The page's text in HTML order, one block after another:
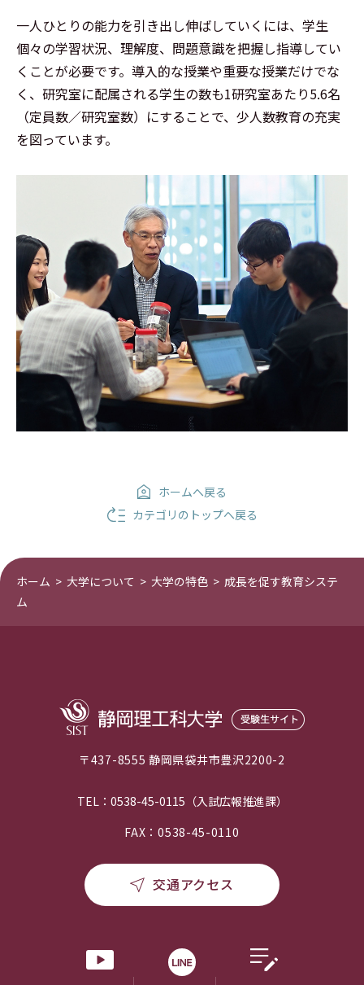
一人ひとりの能力を引き出し伸ばしていくには、学生
個々の学習状況、理解度、問題意識を把握し指導してい
くことが必要です。導入的な授業や重要な授業だけでな
く、研究室に配属される学生の数も1研究室あたり5.6名
（定員数／研究室数）にすることで、少人数教育の充実
を図っています。
カテゴリのトップへ戻る
ホームへ戻る
ホーム > 大学について > 大学の特色 > 成長を促す教育システ
ム
〒437-8555 静岡県袋井市豊沢2200-2
TEL：0538-45-0115（入試広報推進課）
FAX：0538-45-0110
交通アクセス